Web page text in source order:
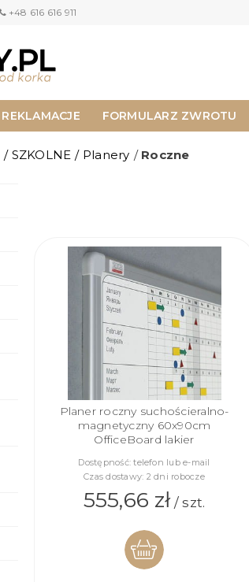
+48 616 616 911
REKLAMACJE FORMULARZ ZWROTU
/ SZKOLNE / Planery / Roczne
Planer roczny suchościeralno-
magnetyczny 60x90cm
OfficeBoard lakier
Dostępność: telefon lub e-mail
Czas dostawy: 2 dni robocze
555,66 zł/ szt.